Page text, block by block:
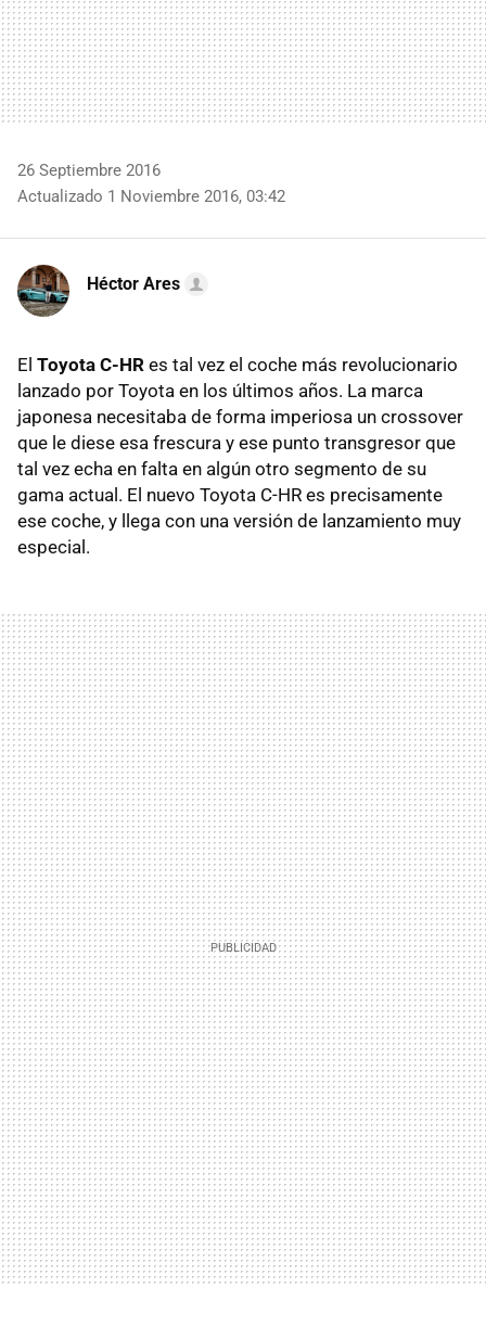
26 Septiembre 2016
Actualizado 1 Noviembre 2016, 03:42
Héctor Ares
El Toyota C-HR es tal vez el coche más revolucionario
lanzado por Toyota en los últimos años. La marca
japonesa necesitaba de forma imperiosa un crossover
que le diese esa frescura y ese punto transgresor que
tal vez echa en falta en algún otro segmento de su
gama actual. El nuevo Toyota C-HR es precisamente
ese coche, y llega con una versión de lanzamiento muy
especial.